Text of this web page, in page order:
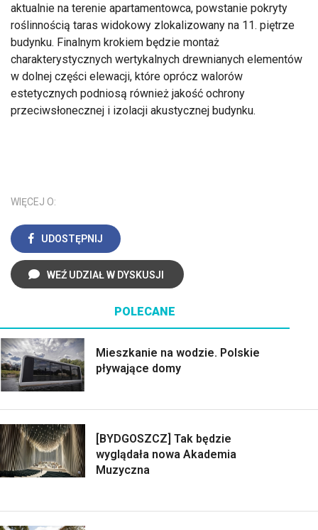
aktualnie na terenie apartamentowca, powstanie pokryty
roślinnością taras widokowy zlokalizowany na 11. piętrze
budynku. Finalnym krokiem będzie montaż
charakterystycznych wertykalnych drewnianych elementów
w dolnej części elewacji, które oprócz walorów
estetycznych podniosą również jakość ochrony
przeciwsłonecznej i izolacji akustycznej budynku.
WIĘCEJ O:
UDOSTĘPNIJ
WEŹ UDZIAŁ W DYSKUSJI
POLECANE
Mieszkanie na wodzie. Polskie
pływające domy
[BYDGOSZCZ] Tak będzie
wyglądała nowa Akademia
Muzyczna